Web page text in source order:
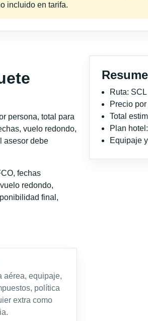
incluido en tarifa.
persona, total para
vuelo redondo,
asesor debe
fechas
redondo,
final,
aérea, equipaje,
política
extra como
Ruta:
Precio
Total
Plan
Equipaje